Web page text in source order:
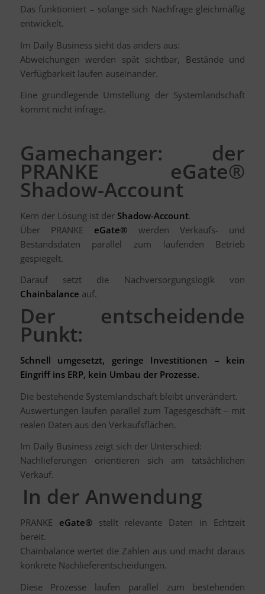
Das funktioniert – solange sich Nachfrage gleichmäßig
entwickelt.
Im Daily Business sieht das anders aus:
Abweichungen werden spät sichtbar, Bestände und
Verfügbarkeit laufen auseinander.
Eine grundlegende Umstellung der Systemlandschaft
kommt nicht infrage.
Gamechanger: der
PRANKE eGate®
Shadow-Account
Kern der Lösung ist der Shadow-Account.
Über PRANKE eGate® werden Verkaufs- und
Bestandsdaten parallel zum laufenden Betrieb
gespiegelt.
Darauf setzt die Nachversorgungslogik von
Chainbalance auf.
Der entscheidende
Punkt:
Schnell umgesetzt, geringe Investitionen – kein
Eingriff ins ERP, kein Umbau der Prozesse.
Die bestehende Systemlandschaft bleibt unverändert.
Auswertungen laufen parallel zum Tagesgeschäft – mit
realen Daten aus den Verkaufsflächen.
Im Daily Business zeigt sich der Unterschied:
Nachlieferungen orientieren sich am tatsächlichen
Verkauf.
In der Anwendung
PRANKE eGate®stellt relevante Daten in Echtzeit
bereit.
Chainbalance wertet die Zahlen aus und macht daraus
konkrete Nachlieferentscheidungen.
Diese Prozesse laufen parallel zum bestehenden